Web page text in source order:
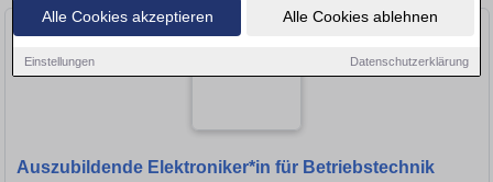
Alle Cookies akzeptieren Alle Cookies ablehnen
Einstellungen Datenschutzerklärung
Auszubildende Elektroniker*in für Betriebstechnik